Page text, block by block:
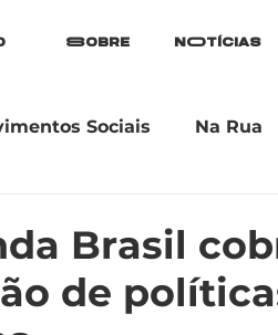
Sobre nOtícias
Sociais Na Rua
Brasil
de